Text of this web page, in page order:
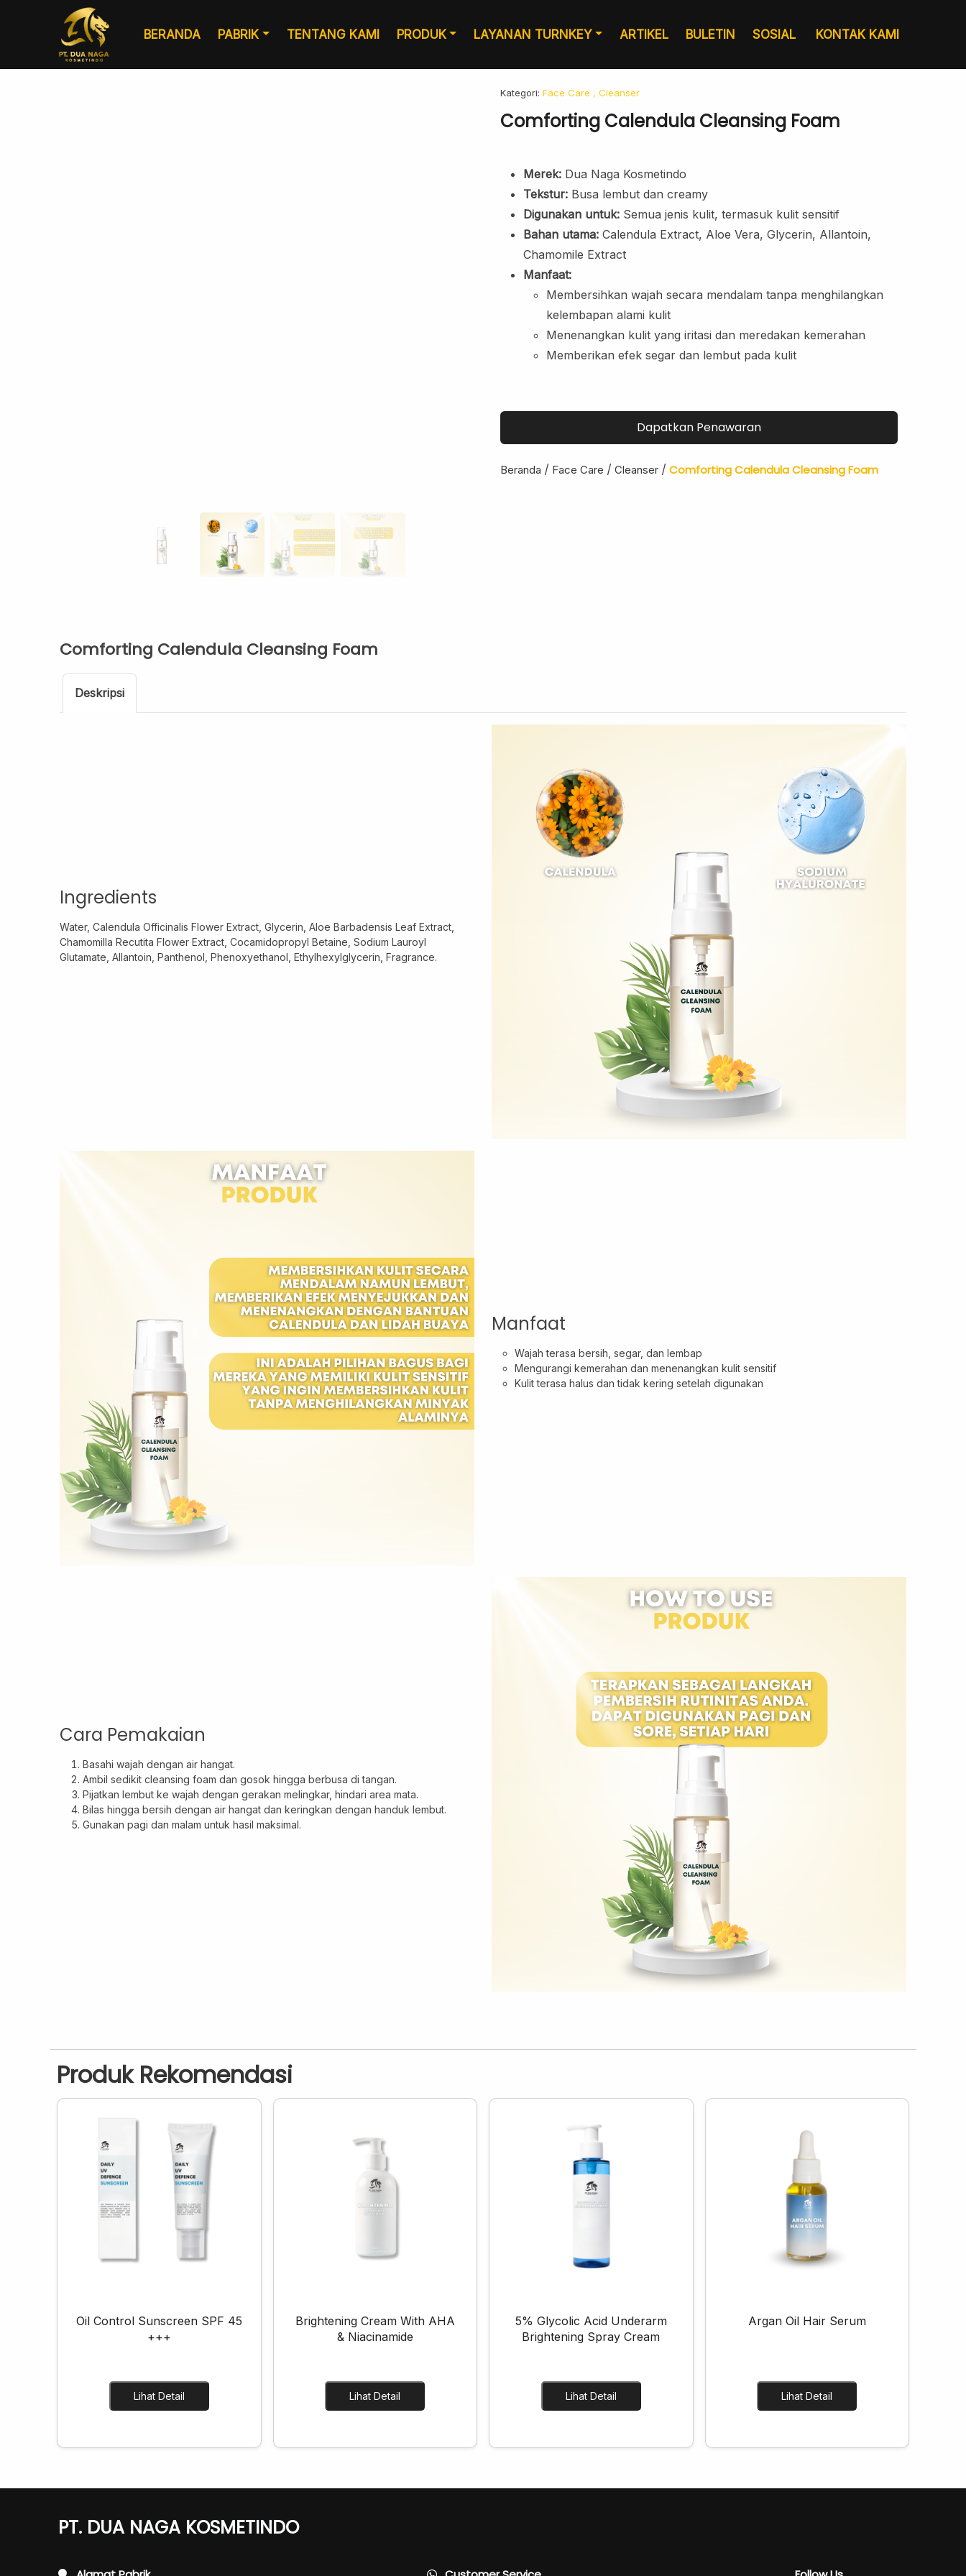
BERANDA PABRIK TENTANG KAMI PRODUK LAYANAN TURNKEY ARTIKEL BULETIN SOSIAL KONTAK KAMI
Produksi
Kategori: Face Care , Cleanser
Comforting Calendula Cleansing Foam
Merek: Dua Naga Kosmetindo
Tekstur: Busa lembut dan creamy
Digunakan untuk: Semua jenis kulit, termasuk kulit sensitif
Bahan utama: Calendula Extract, Aloe Vera, Glycerin, Allantoin,
Chamomile Extract
Manfaat:
Membersihkan wajah secara mendalam tanpa menghilangkan
kelembapan alami kulit
Menenangkan kulit yang iritasi dan meredakan kemerahan
Memberikan efek segar dan lembut pada kulit
Dapatkan Penawaran
Beranda / Face Care / Cleanser / Comforting Calendula Cleansing Foam
Comforting Calendula Cleansing Foam
Deskripsi
Ingredients
Water, Calendula Officinalis Flower Extract, Glycerin, Aloe Barbadensis Leaf Extract,
Chamomilla Recutita Flower Extract, Cocamidopropyl Betaine, Sodium Lauroyl
Glutamate, Allantoin, Panthenol, Phenoxyethanol, Ethylhexylglycerin, Fragrance.
Manfaat
Wajah terasa bersih, segar, dan lembap
Mengurangi kemerahan dan menenangkan kulit sensitif
Kulit terasa halus dan tidak kering setelah digunakan
Cara Pemakaian
Basahi wajah dengan air hangat.
Ambil sedikit cleansing foam dan gosok hingga berbusa di tangan.
Pijatkan lembut ke wajah dengan gerakan melingkar, hindari area mata.
Bilas hingga bersih dengan air hangat dan keringkan dengan handuk lembut.
Gunakan pagi dan malam untuk hasil maksimal.
Produk Rekomendasi
Oil Control Sunscreen SPF 45
+++
Lihat Detail
Brightening Cream With AHA
& Niacinamide
Lihat Detail
5% Glycolic Acid Underarm
Brightening Spray Cream
Lihat Detail
Argan Oil Hair Serum
Lihat Detail
PT. DUA NAGA KOSMETINDO